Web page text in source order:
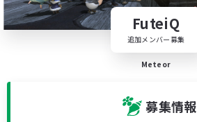
FuteiQ
追加メンバー募集
Meteor
募集情報